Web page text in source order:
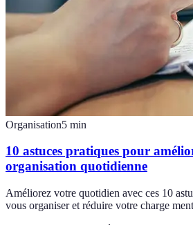
Organisation5 min
10 astuces pratiques pour
organisation quotidienne
Améliorez votre quotidien avec ces 10
vous organiser et réduire votre charge